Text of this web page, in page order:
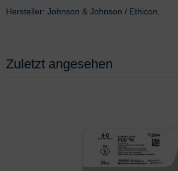
Hersteller: Johnson & Johnson / Ethicon.
Zuletzt angesehen